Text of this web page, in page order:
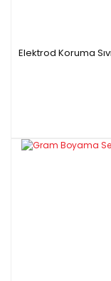
Elektrod Koruma